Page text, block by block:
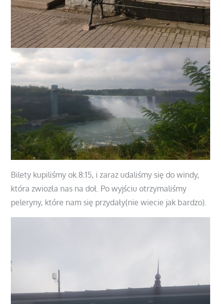
Bilety kupiliśmy ok.8:15, i zaraz udaliśmy się do windy,
która zwiozła nas na doł. Po wyjściu otrzymaliśmy
peleryny, które nam się przydały(nie wiecie jak bardzo).